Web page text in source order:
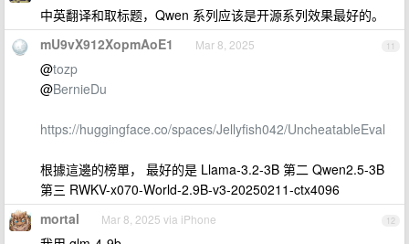
中英翻译和取标题，Qwen 系列应该是开源系列效果最好的。
11
mU9vX912XopmAoE1 Mar 8, 2025
@tozp
@BernieDu
https://huggingface.co/spaces/Jellyfish042/UncheatableEval
根據這邊的榜單， 最好的是 Llama-3.2-3B 第二 Qwen2.5-3B
第三 RWKV-x070-World-2.9B-v3-20250211-ctx4096
12
mortal Mar 8, 2025 via iPhone